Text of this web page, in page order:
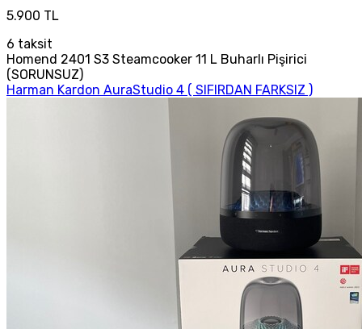
5.900 TL
6 taksit
Homend 2401 S3 Steamcooker 11 L Buharlı Pişirici
(SORUNSUZ)
Harman Kardon AuraStudio 4 ( SIFIRDAN FARKSIZ )